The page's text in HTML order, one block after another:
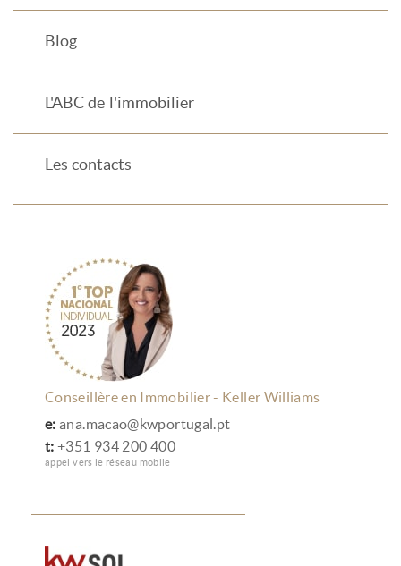
Blog
L'ABC de l'immobilier
Les contacts
Conseillère en Immobilier - Keller Williams
e: ana.macao@kwportugal.pt
t: +351 934 200 400
appel vers le réseau mobile